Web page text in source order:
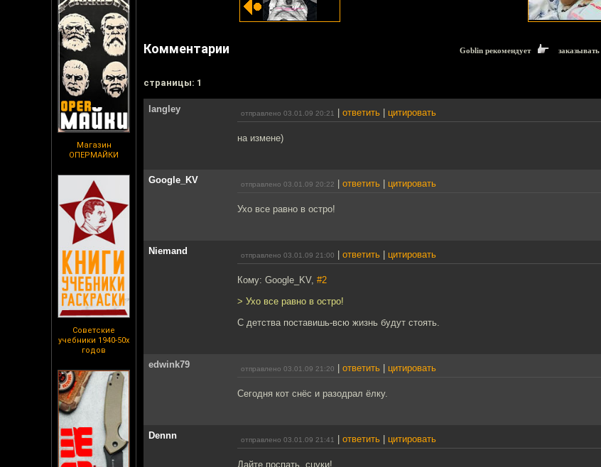
Магазин
ОПЕРМАЙКИ
Советские
учебники 1940-50х
годов
Комментарии Goblin рекомендует заказывать
cтраницы: 1
langley отправлено 03.01.09 20:21 ответить цитировать
на измене)
Google_KV отправлено 03.01.09 20:22 ответить цитировать
Ухо все равно в остро!
Niemand отправлено 03.01.09 21:00 ответить цитировать
Кому: Google_KV, #2
> Ухо все равно в остро!
С детства поставишь-всю жизнь будут стоять.
edwink79 отправлено 03.01.09 21:20 ответить цитировать
Сегодня кот снёс и разодрал ёлку.
Dennn отправлено 03.01.09 21:41 ответить цитировать
Дайте поспать, сцуки!